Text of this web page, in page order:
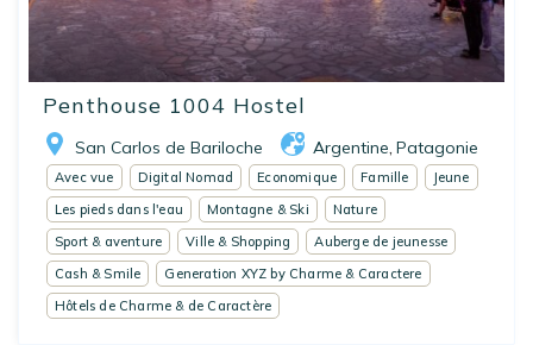
Penthouse 1004 Hostel
San Carlos de Bariloche Argentine Patagonie
Avec vue Digital Nomad Economique Famille
Jeune
Les pieds dans l'eau
Montagne & Ski
Nature
Sport & aventure
Ville & Shopping
Auberge de jeunesse
Cash & Smile
Generation XYZ by Charme & Caractere
Hôtels de Charme & de Caractère